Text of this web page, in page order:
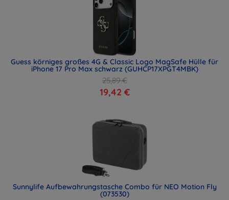
Guess körniges großes 4G & Classic Logo MagSafe Hülle für
iPhone 17 Pro Max schwarz (GUHCP17XPGT4MBK)
25,89 €
19,42 €
Sunnylife Aufbewahrungstasche Combo für NEO Motion Fly
(073530)